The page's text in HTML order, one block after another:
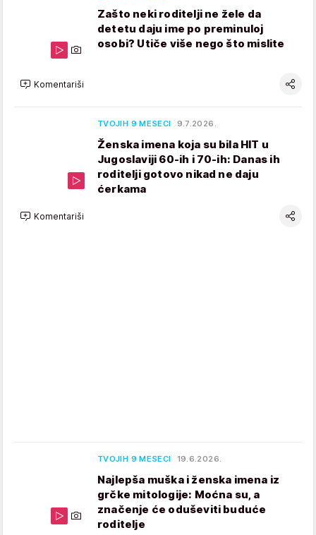
Zašto neki roditelji ne žele da
detetu daju ime po preminuloj
osobi? Utiče više nego što mislite
Komentariši
TVOJIH 9 MESECI 9.7.2026.
Ženska imena koja su bila HIT u
Jugoslaviji 60-ih i 70-ih: Danas ih
roditelji gotovo nikad ne daju
ćerkama
Komentariši
TVOJIH 9 MESECI 19.6.2026.
Najlepša muška i ženska imena iz
grčke mitologije: Moćna su, a
značenje će oduševiti buduće
roditelje